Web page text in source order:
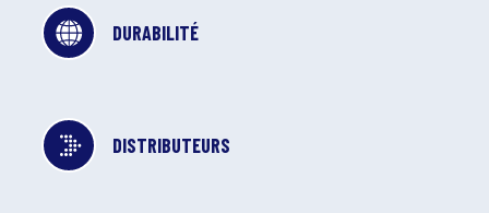
DURABILITÉ
DISTRIBUTEURS